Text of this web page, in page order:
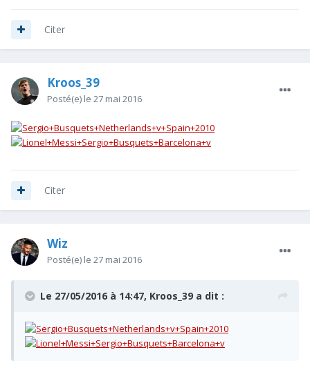
Citer
Kroos_39
Posté(e) le 27 mai 2016
Citer
Wiz
Posté(e) le 27 mai 2016
Le 27/05/2016 à 14:47, Kroos_39 a dit :